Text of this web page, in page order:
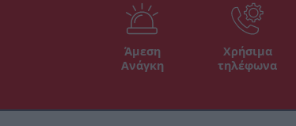
Άμεση
Ανάγκη
Χρήσιμα
τηλέφωνα